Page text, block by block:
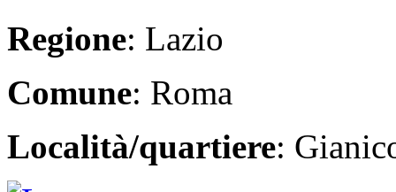
Regione: Lazio
Comune: Roma
Località/quartiere: